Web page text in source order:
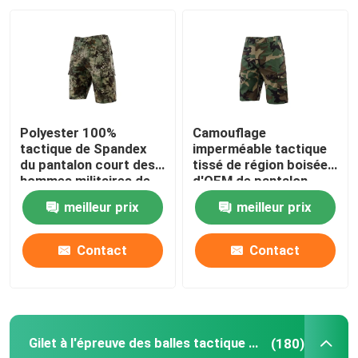
À propos de nous
Visite de l'usine
Contrôle de la qualité
Nouvelles
Demandez un devis
Gilet à l'épreuve des balles tactique militaire
Polyester 100%
tactique de Spandex
du pantalon court des
hommes militaires de
Ripstop
meilleur prix
Contact
Camouflage
imperméable tactique
tissé de région boisée
d'OEM de pantalon
court de militaires
meilleur prix
Contact
Gilet à l'épreuve des balles tactique militaire (180)